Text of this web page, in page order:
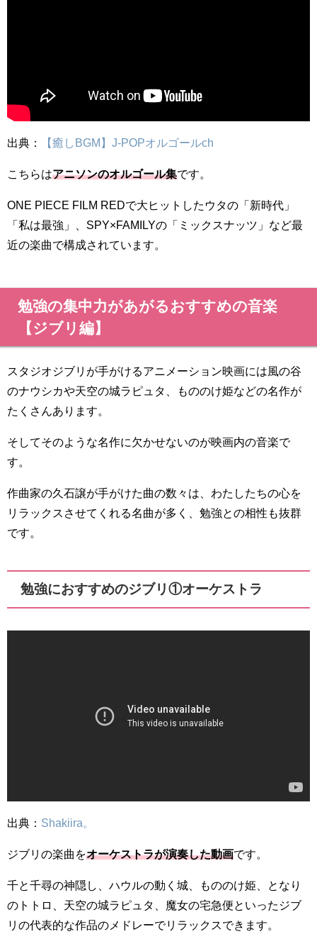
出典： 【癒しBGM】J-POPオルゴールch
こちらはアニソンのオルゴール集です。
ONE PIECE FILM REDで大ヒットしたウタの「新時代」
「私は最強」、SPY×FAMILYの「ミックスナッツ」など最
近の楽曲で構成されています。
勉強の集中力があがるおすすめの音楽
【ジブリ編】
スタジオジブリが手がけるアニメーション映画には風の谷
のナウシカや天空の城ラピュタ、もののけ姫などの名作が
たくさんあります。
そしてそのような名作に欠かせないのが映画内の音楽で
す。
作曲家の久石譲が手がけた曲の数々は、わたしたちの心を
リラックスさせてくれる名曲が多く、勉強との相性も抜群
です。
勉強におすすめのジブリ①オーケストラ
出典： Shakiira。
ジブリの楽曲をオーケストラが演奏した動画です。
千と千尋の神隠し、ハウルの動く城、もののけ姫、となり
のトトロ、天空の城ラピュタ、魔女の宅急便といったジブ
リの代表的な作品のメドレーでリラックスできます。